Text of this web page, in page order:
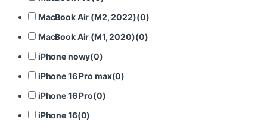
MacBook Air (M2, 2022)(0)
MacBook Air (M1, 2020)(0)
iPhone nowy(0)
iPhone 16 Pro max(0)
iPhone 16 Pro(0)
iPhone 16(0)